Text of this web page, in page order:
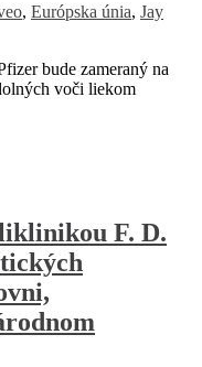
, Európska únia, Jay
bude zameraný na
voči liekom
F. D.